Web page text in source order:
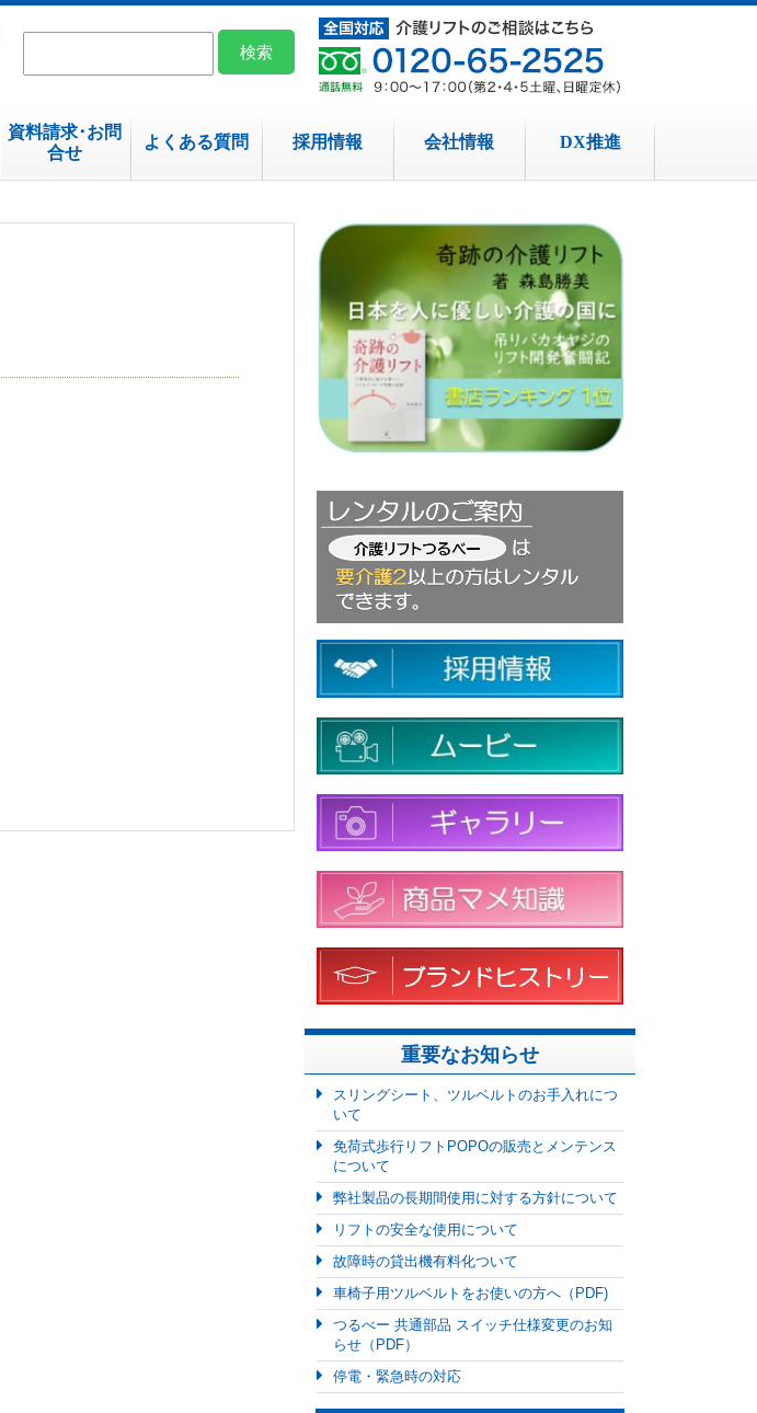
資料請求･お問
合せ
よくある質問 採用情報 会社情報 DX推進
重要なお知らせ
スリングシート、ツルベルトのお手入れにつ
いて
免荷式歩行リフトPOPOの販売とメンテンス
について
弊社製品の長期間使用に対する方針について
リフトの安全な使用について
故障時の貸出機有料化ついて
車椅子用ツルベルトをお使いの方へ（PDF)
つるべー 共通部品 スイッチ仕様変更のお知
らせ（PDF）
停電・緊急時の対応